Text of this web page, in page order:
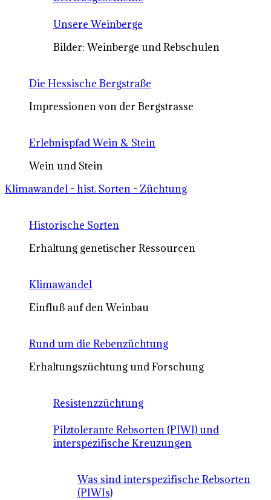
Unsere Weinberge
Bilder: Weinberge und Rebschulen
Die Hessische Bergstraße
Impressionen von der Bergstrasse
Erlebnispfad Wein & Stein
Wein und Stein
Klimawandel - hist. Sorten - Züchtung
Historische Sorten
Erhaltung genetischer Ressourcen
Klimawandel
Einfluß auf den Weinbau
Rund um die Rebenzüchtung
Erhaltungszüchtung und Forschung
Resistenzzüchtung
Pilztolerante Rebsorten (PIWI) und
interspezifische Kreuzungen
Was sind interspezifische Rebsorten
(PIWIs)